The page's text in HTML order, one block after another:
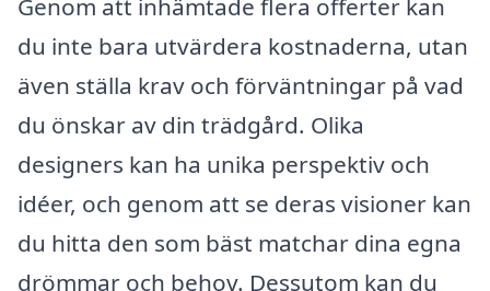
Genom att inhämtade flera offerter kan
du inte bara utvärdera kostnaderna, utan
även ställa krav och förväntningar på vad
du önskar av din trädgård. Olika
designers kan ha unika perspektiv och
idéer, och genom att se deras visioner kan
du hitta den som bäst matchar dina egna
drömmar och behov. Dessutom kan du